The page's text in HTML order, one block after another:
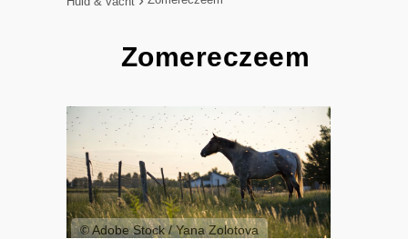
Zomereczeem
© Adobe Stock / Yana Zolotova